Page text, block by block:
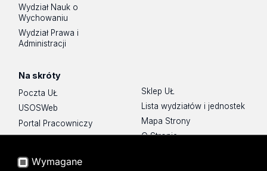
Wydział Nauk o
Wychowaniu
Wydział Prawa i
Administracji
Na skróty
Poczta UŁ
USOSWeb
Portal Pracowniczy
Baza Aktów Własnych
Moodle
Sklep UŁ
Lista wydziałów i jednostek
Mapa Strony
O Stronie
Wymagane